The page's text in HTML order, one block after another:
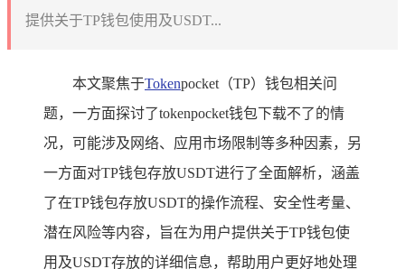
提供关于TP钱包使用及USDT...
本文聚焦于Tokenpocket（TP）钱包相关问
题，一方面探讨了tokenpocket钱包下载不了的情
况，可能涉及网络、应用市场限制等多种因素，另
一方面对TP钱包存放USDT进行了全面解析，涵盖
了在TP钱包存放USDT的操作流程、安全性考量、
潜在风险等内容，旨在为用户提供关于TP钱包使
用及USDT存放的详细信息，帮助用户更好地处理